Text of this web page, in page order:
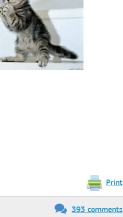
Print
393 comments